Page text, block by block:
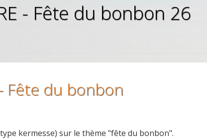
Fête du bonbon
kermesse) sur le thème "fête du bonbon".